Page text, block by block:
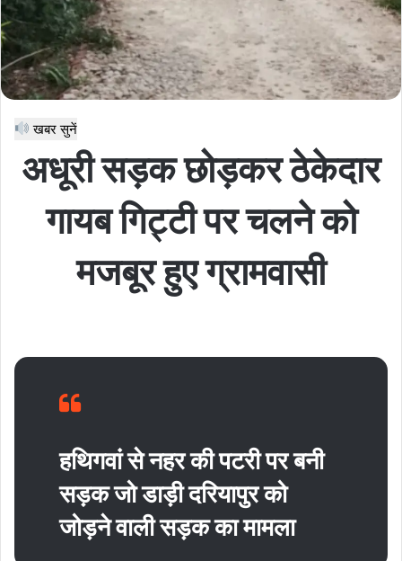
खबर सुनें
अधूरी सड़क छोड़कर ठेकेदार
गायब गिट्टी पर चलने को
मजबूर हुए ग्रामवासी
हथिगवां से नहर की पटरी पर बनी
सड़क जो डाड़ी दरियापुर को
जोड़ने वाली सड़क का मामला